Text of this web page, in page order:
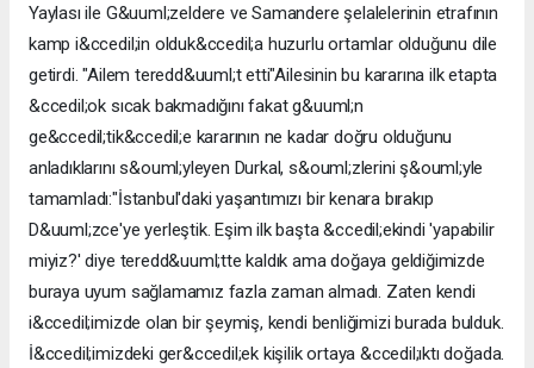
Yaylası ile G&uuml;zeldere ve Samandere şelalelerinin etrafının
kamp i&ccedil;in olduk&ccedil;a huzurlu ortamlar olduğunu dile
getirdi. "Ailem teredd&uuml;t etti"Ailesinin bu kararına ilk etapta
&ccedil;ok sıcak bakmadığını fakat g&uuml;n
ge&ccedil;tik&ccedil;e kararının ne kadar doğru olduğunu
anladıklarını s&ouml;yleyen Durkal, s&ouml;zlerini ş&ouml;yle
tamamladı:"İstanbul'daki yaşantımızı bir kenara bırakıp
D&uuml;zce'ye yerleştik. Eşim ilk başta &ccedil;ekindi 'yapabilir
miyiz?' diye teredd&uuml;tte kaldık ama doğaya geldiğimizde
buraya uyum sağlamamız fazla zaman almadı. Zaten kendi
i&ccedil;imizde olan bir şeymiş, kendi benliğimizi burada bulduk.
İ&ccedil;imizdeki ger&ccedil;ek kişilik ortaya &ccedil;ıktı doğada.